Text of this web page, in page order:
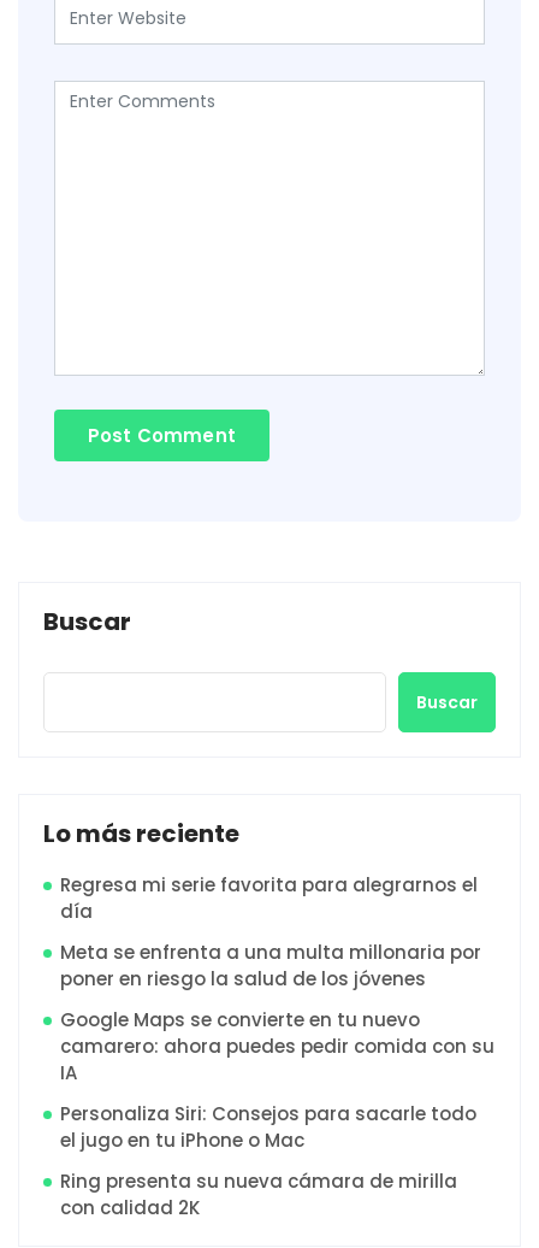
Buscar
Buscar
Lo más reciente
Regresa mi serie favorita para alegrarnos el
día
Meta se enfrenta a una multa millonaria por
poner en riesgo la salud de los jóvenes
Google Maps se convierte en tu nuevo
camarero: ahora puedes pedir comida con su
IA
Personaliza Siri: Consejos para sacarle todo
el jugo en tu iPhone o Mac
Ring presenta su nueva cámara de mirilla
con calidad 2K